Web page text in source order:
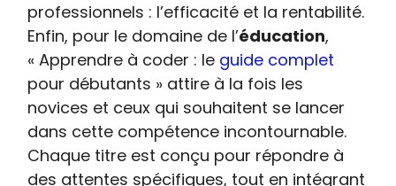
professionnels : l’efficacité et la rentabilité.
Enfin, pour le domaine de l’éducation,
« Apprendre à coder : le guide complet
pour débutants » attire à la fois les
novices et ceux qui souhaitent se lancer
dans cette compétence incontournable.
Chaque titre est conçu pour répondre à
des attentes spécifiques, tout en intégrant